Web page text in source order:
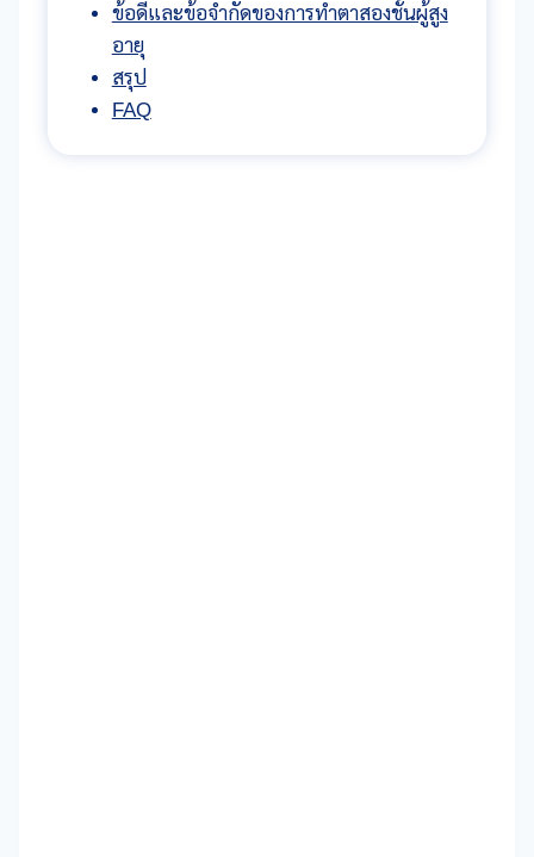
ข้อดีและข้อจำกัดของการทำตาสองชั้นผู้สูง
อายุ
สรุป
FAQ